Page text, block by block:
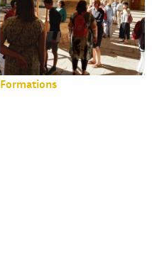
Formations